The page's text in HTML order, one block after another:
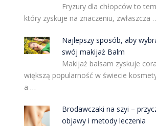
Fryzury dla chłopców to
który zyskuje na znaczeniu, zwłaszcza
Najlepszy sposób, aby
swój makijaż Balm
Makijaż balsam zyskuje
większą popularność w świecie
a …
Brodawczaki na szyi –
objawy i metody leczenia